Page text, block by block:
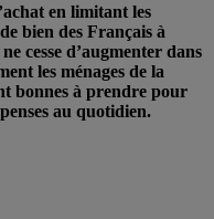
en limitant les
bien des Français à
cesse d’augmenter dans
les ménages de la
bonnes à prendre pour
au quotidien.